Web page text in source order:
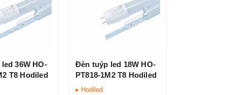
36W HO-
T8 Hodiled
Đèn tuýp led 18W HO-
PT818-1M2 T8 Hodiled
Hodiled